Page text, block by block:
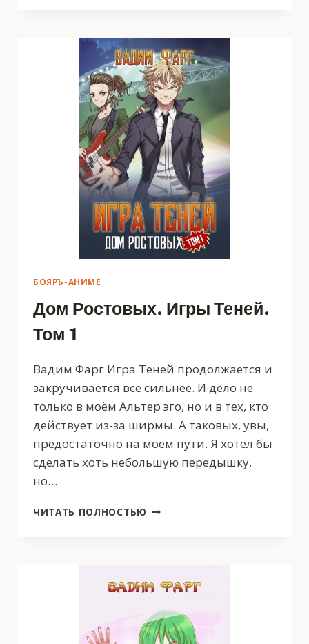
2
БОЯРЪ-АНИМЕ
Дом Ростовых. Игры Теней.
Том 1
Вадим Фарг Игра Теней продолжается и
закручивается всё сильнее. И дело не
только в моём Альтер эго, но и в тех, кто
действует из-за ширмы. А таковых, увы,
предостаточно на моём пути. Я хотел бы
сделать хоть небольшую передышку,
но…
ЧИТАТЬ ПОЛНОСТЬЮ ДОМ
1